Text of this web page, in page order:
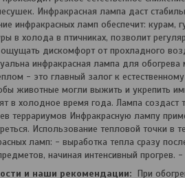
Инфракрасная лампа даст
инфракрасных ламп обеспечит:
в холода в птичниках, позволит
ощущать дискомфорт от прохладного
инфракрасная лампа для
- это главный залог к
животные могли выжить и укрепить
в холодное время года. Лампа создаст
террариумов Инфракрасную лампу
Использование тепловой точки в
ламп: - выработка тепла сразу
начиная интенсивный
и наши рекомендации: При